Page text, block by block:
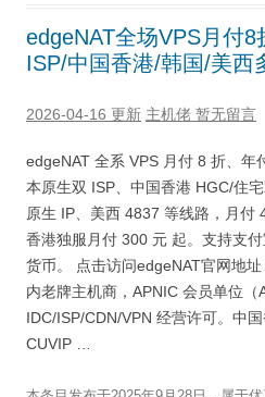
edgeNAT全场VPS月付
ISP/中国香港/韩国/美西
2026-04-16 更新 主机佬 暂无留言
edgeNAT 全系 VPS 月付 8 折、年
本原生双 ISP、中国香港 HGC/住
原生 IP、美西 4837 等线路，月付
香港独服月付 300 元 起。支持支
货币。 点击访问edgeNAT官网地
内老牌主机商，APNIC 会员单位
IDC/ISP/CDN/VPN 经营许可。中
CUVIP …